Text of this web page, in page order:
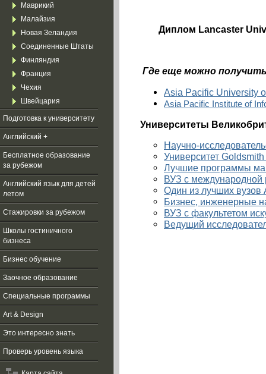
Маврикий
Малайзия
Новая Зеландия
Соединенные Штаты
Финляндия
Франция
Чехия
Швейцария
Подготовка к университету
Английский +
Бесплатное образование
за рубежом
Aнглийский язык для детей
летом
Стажировки за рубежом
Школы гостиничного
бизнеса
Бизнес обучение
Заочное образование
Специальные программы
Art & Design
Это интересно знать
Проверь уровень языка
Диплом Lancaster
Где еще можно
Asia Pacific University
Asia Pacific Institute of
Университеты
Научно-
Университет
Лучшие программы
ВУЗ с международной
Один из лучших вузов
Бизнес, инженерные
ВУЗ с факультетом
Ведущий